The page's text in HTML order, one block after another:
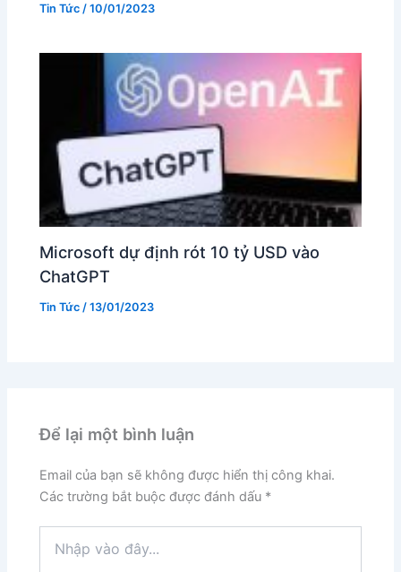
Tin Tức /10/01/2023
Microsoft dự định rót 10 tỷ USD vào
ChatGPT
Tin Tức /13/01/2023
Để lại một bình luận
Email của bạn sẽ không được hiển thị công khai.
Các trường bắt buộc được đánh dấu *
vào